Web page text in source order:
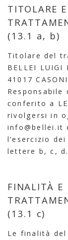
TITOLARE
(13.1 a, b)
Titolare del
BELLEI LUIGI
41017
conferito a
rivolgersi in
info@bellei.it
l’esercizio
lettere b, c, d.
FINALITÀ E
(13.1 c)
Le finalità